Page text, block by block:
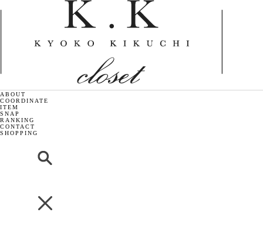
ABOUT
COORDINATE
ITEM
SNAP
RANKING
CONTACT
SHOPPING